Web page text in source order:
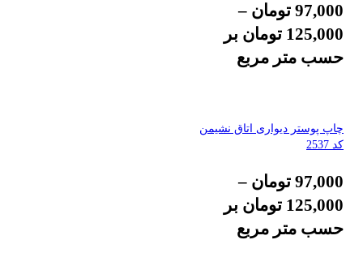
97,000 تومان –
125,000 تومان بر
حسب متر مربع
چاپ پوستر دیواری اتاق نشیمن
کد 2537
97,000 تومان –
125,000 تومان بر
حسب متر مربع